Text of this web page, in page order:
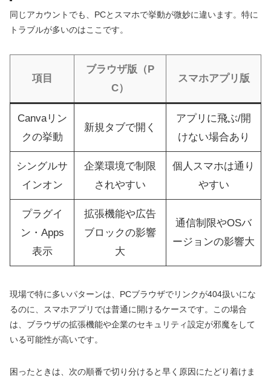
同じアカウントでも、PCとスマホで挙動が微妙に違います。特に
トラブルが多いのはここです。
項目
ブラウザ版（P
C）
スマホアプリ版
Canvaリン
クの挙動
新規タブで開く
アプリに飛ぶ/開
けない場合あり
シングルサ
インオン
企業環境で制限
されやすい
個人スマホは通り
やすい
プラグイ
ン・Apps
表示
拡張機能や広告
ブロックの影響
大
通信制限やOSバ
ージョンの影響大
現場で特に多いパターンは、PCブラウザでリンクが404扱いにな
るのに、スマホアプリでは普通に開けるケースです。この場合
は、ブラウザの拡張機能や企業のセキュリティ設定が邪魔をして
いる可能性が高いです。
困ったときは、次の順番で切り分けると早く原因にたどり着けま